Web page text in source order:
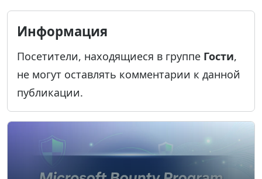
Информация
Посетители, находящиеся в группе Гости,
не могут оставлять комментарии к данной
публикации.